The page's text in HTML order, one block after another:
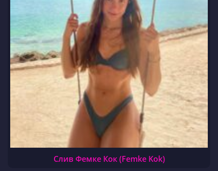
Слив Фемке Кок (Femke Kok)